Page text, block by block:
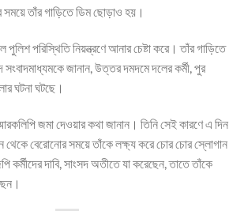
তাঁর গাড়িতে ডিম ছোড়াও হয়।
পরিস্থিতি নিয়ন্ত্রণে আনার চেষ্টা করে। তাঁর গাড়িতে
সংবাদমাধ্যমকে জানান, উত্তর দমদমে দলের কর্মী, পুর
ঘটনা ঘটছে।
জমা দেওয়ার কথা জানান। তিনি সেই কারণে এ দিন
থেকে বেরোনোর সময়ে তাঁকে লক্ষ্য করে চোর চোর স্লোগান
কর্মীদের দাবি, সাংসদ অতীতে যা করেছেন, তাতে তাঁকে